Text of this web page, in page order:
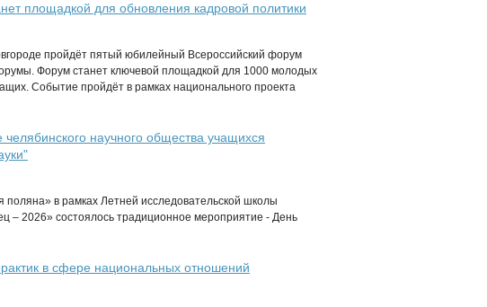
площадкой для обновления кадровой политики
пройдёт пятый юбилейный Всероссийский форум
Форум станет ключевой площадкой для 1000 молодых
Событие пройдёт в рамках национального проекта
научного общества учащихся
в рамках Летней исследовательской школы
– 2026» состоялось традиционное мероприятие - День
в сфере национальных отношений